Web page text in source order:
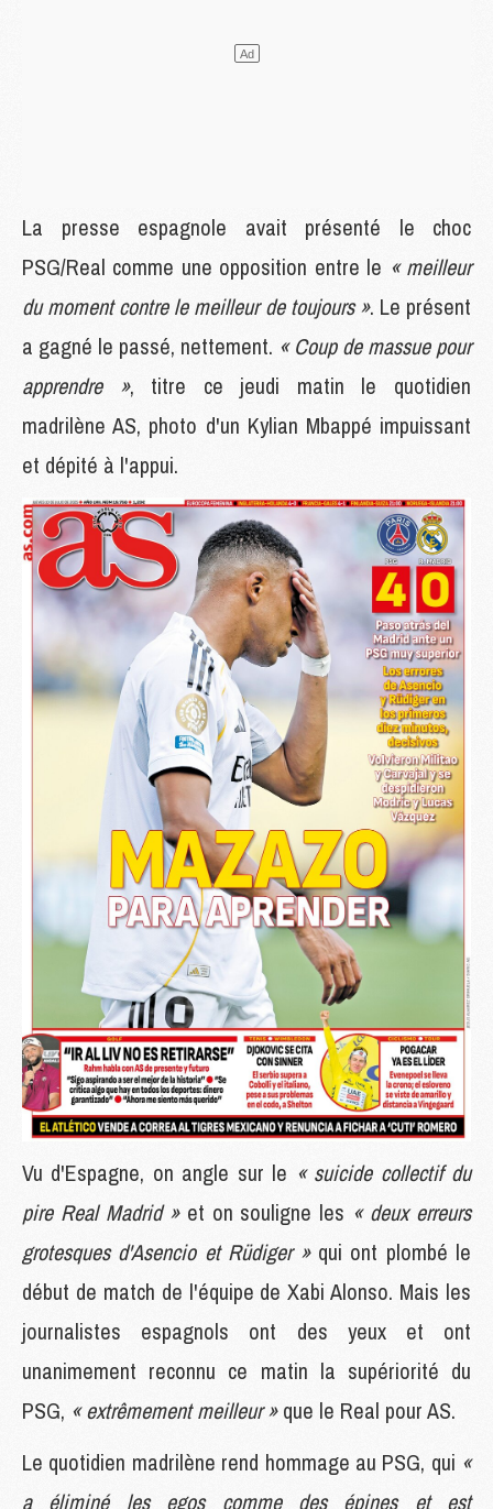
La presse espagnole avait présenté le choc
PSG/Real comme une opposition entre le « meilleur
du moment contre le meilleur de toujours ». Le présent
a gagné le passé, nettement. « Coup de massue pour
apprendre », titre ce jeudi matin le quotidien
madrilène AS, photo d'un Kylian Mbappé impuissant
et dépité à l'appui.
Vu d'Espagne, on angle sur le « suicide collectif du
pire Real Madrid »et on souligne les « deux erreurs
grotesques d'Asencio et Rüdiger »qui ont plombé le
début de match de l'équipe de Xabi Alonso. Mais les
journalistes espagnols ont des yeux et ont
unanimement reconnu ce matin la supériorité du
PSG, « extrêmement meilleur »que le Real pour AS.
Le quotidien madrilène rend hommage au PSG, qui «
a éliminé les egos comme des épines et est